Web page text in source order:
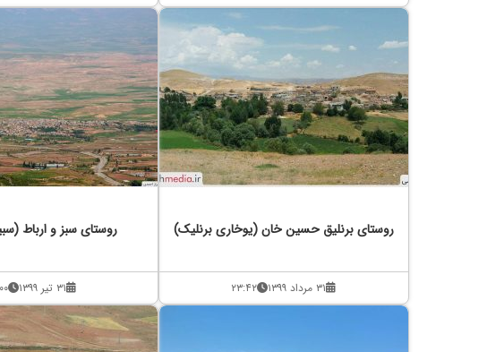
روستای برنلیق حسین خان (یوخاری برنلیک)
۳۱ مرداد ۱۳۹۹ ۲۳:۴۲
روستای سبز و ارباط
۳۱ تیر ۱۳۹۹